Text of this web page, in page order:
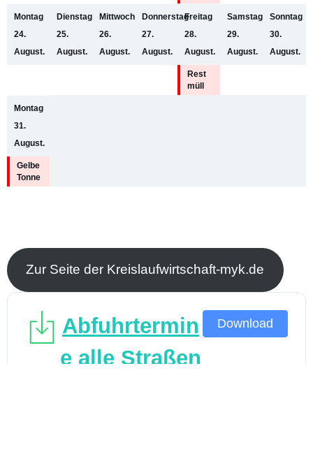
Montag
24.
August.
Dienstag
25.
August.
Mittwoch
26.
August.
Donnerstag
27.
August.
Freitag
28.
August.
Rest
müll
Samstag
29.
August.
Sonntag
30.
August.
Montag
31.
August.
Gelbe
Tonne
Zur Seite der Kreislaufwirtschaft-myk.de
Abfuhrtermin
e alle Straßen
Download